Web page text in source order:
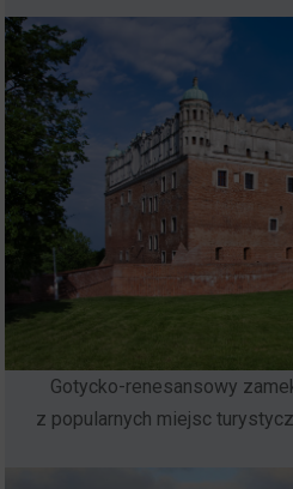
Gotycko-renesansowy
z popularnych miejsc